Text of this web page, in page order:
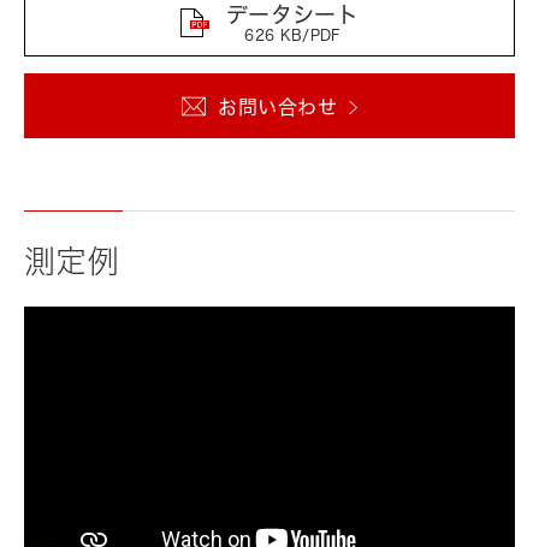
お問い合わせ
データシート
626 KB/PDF
測定例